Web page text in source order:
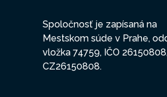
Spoločnosť je zapísaná na
Mestskom súde v Prahe,
vložka 74759, IČO
CZ26150808.